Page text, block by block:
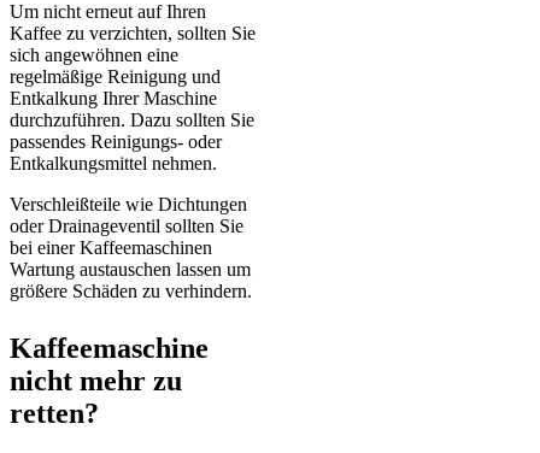
Um nicht erneut auf Ihren
Kaffee zu verzichten, sollten Sie
sich angewöhnen eine
regelmäßige Reinigung und
Entkalkung Ihrer Maschine
durchzuführen. Dazu sollten Sie
passendes Reinigungs- oder
Entkalkungsmittel nehmen.
Verschleißteile wie Dichtungen
oder Drainageventil sollten Sie
bei einer Kaffeemaschinen
Wartung austauschen lassen um
größere Schäden zu verhindern.
Kaffeemaschine
nicht mehr zu
retten?